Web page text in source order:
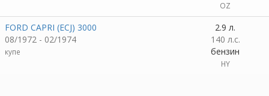
OZ
FORD CAPRI (ECJ) 3000
08/1972 - 02/1974
купе
2.9 л.
140 л.с.
бензин
HY